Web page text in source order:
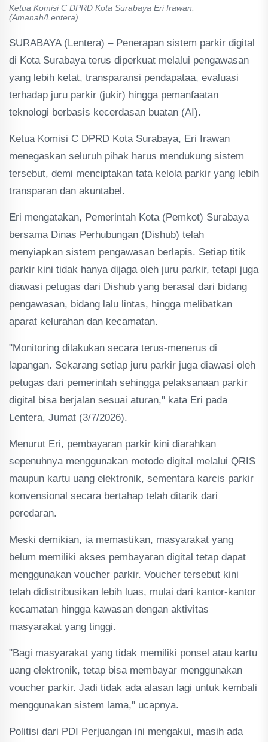
Ketua Komisi C DPRD Kota Surabaya Eri Irawan.
(Amanah/Lentera)
SURABAYA (Lentera) – Penerapan sistem parkir digital
di Kota Surabaya terus diperkuat melalui pengawasan
yang lebih ketat, transparansi pendapataa, evaluasi
terhadap juru parkir (jukir) hingga pemanfaatan
teknologi berbasis kecerdasan buatan (AI).
Ketua Komisi C DPRD Kota Surabaya, Eri Irawan
menegaskan seluruh pihak harus mendukung sistem
tersebut, demi menciptakan tata kelola parkir yang lebih
transparan dan akuntabel.
Eri mengatakan, Pemerintah Kota (Pemkot) Surabaya
bersama Dinas Perhubungan (Dishub) telah
menyiapkan sistem pengawasan berlapis. Setiap titik
parkir kini tidak hanya dijaga oleh juru parkir, tetapi juga
diawasi petugas dari Dishub yang berasal dari bidang
pengawasan, bidang lalu lintas, hingga melibatkan
aparat kelurahan dan kecamatan.
"Monitoring dilakukan secara terus-menerus di
lapangan. Sekarang setiap juru parkir juga diawasi oleh
petugas dari pemerintah sehingga pelaksanaan parkir
digital bisa berjalan sesuai aturan," kata Eri pada
Lentera, Jumat (3/7/2026).
Menurut Eri, pembayaran parkir kini diarahkan
sepenuhnya menggunakan metode digital melalui QRIS
maupun kartu uang elektronik, sementara karcis parkir
konvensional secara bertahap telah ditarik dari
peredaran.
Meski demikian, ia memastikan, masyarakat yang
belum memiliki akses pembayaran digital tetap dapat
menggunakan voucher parkir. Voucher tersebut kini
telah didistribusikan lebih luas, mulai dari kantor-kantor
kecamatan hingga kawasan dengan aktivitas
masyarakat yang tinggi.
"Bagi masyarakat yang tidak memiliki ponsel atau kartu
uang elektronik, tetap bisa membayar menggunakan
voucher parkir. Jadi tidak ada alasan lagi untuk kembali
menggunakan sistem lama," ucapnya.
Politisi dari PDI Perjuangan ini mengakui, masih ada